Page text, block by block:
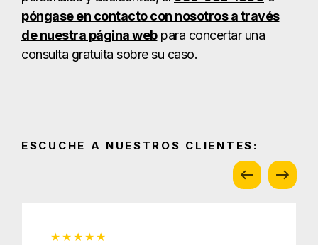
póngase en contacto con nosotros a través
de nuestra página webpara concertar una
consulta gratuita sobre su caso.
ESCUCHE A NUESTROS CLIENTES: